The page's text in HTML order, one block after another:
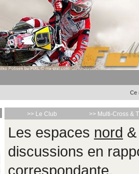
Ce
>> Le Club >> Multi-Cross &
Les espaces nord
discussions en
correspondante.